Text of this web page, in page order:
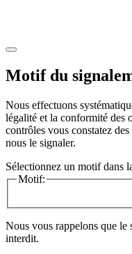
Motif du
Nous effectuons
légalité et la conformité des
contrôles vous constatez
nous le signaler.
Sélectionnez un motif dans
Motif:
Nous vous rappelons que le
interdit.